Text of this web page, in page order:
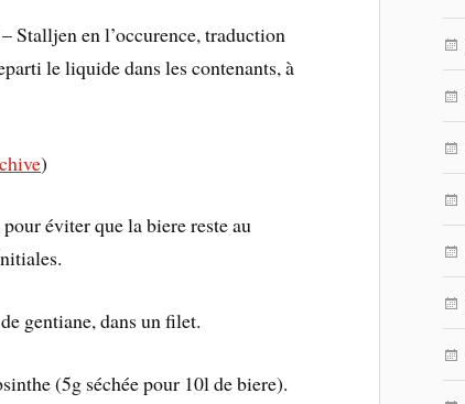
Stalljen en l’occurence, traduction
le liquide dans les contenants, à
)
éviter que la biere reste au
gentiane, dans un filet.
(5g séchée pour 10l de biere).